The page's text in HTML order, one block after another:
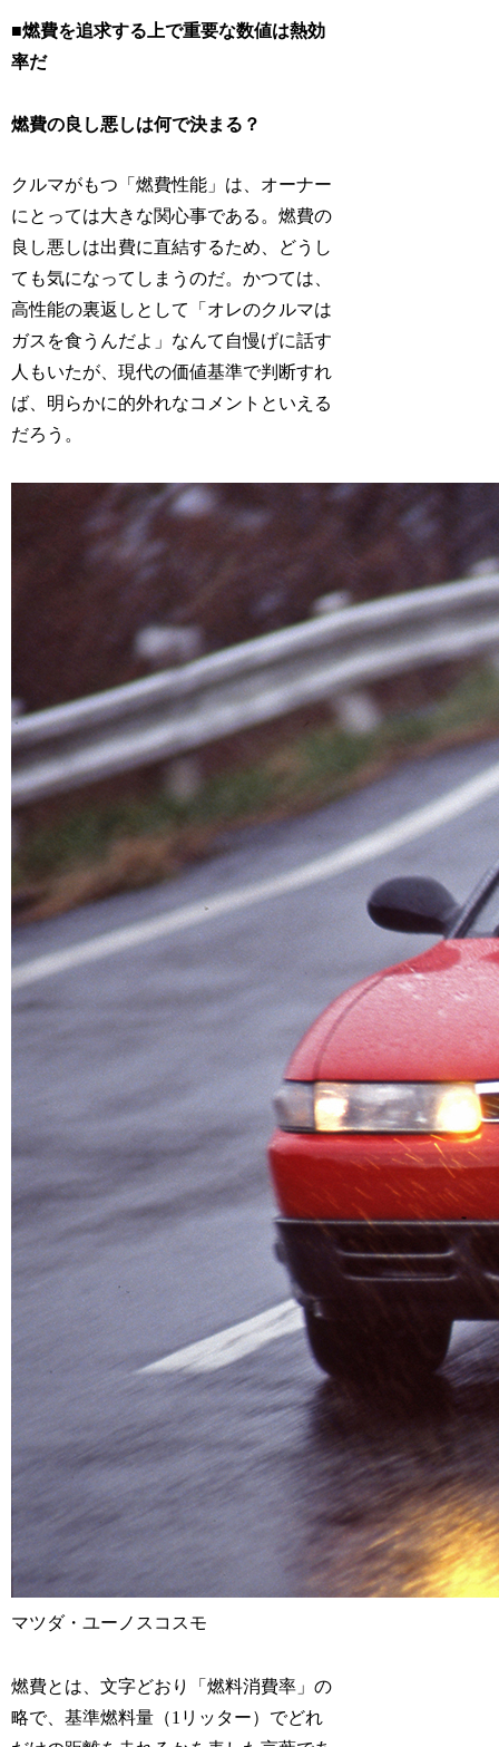
■燃費を追求する上で重要な数値は熱効
率だ
燃費の良し悪しは何で決まる？
クルマがもつ「燃費性能」は、オーナー
にとっては大きな関心事である。燃費の
良し悪しは出費に直結するため、どうし
ても気になってしまうのだ。かつては、
高性能の裏返しとして「オレのクルマは
ガスを食うんだよ」なんて自慢げに話す
人もいたが、現代の価値基準で判断すれ
ば、明らかに的外れなコメントといえる
だろう。
マツダ・ユーノスコスモ
燃費とは、文字どおり「燃料消費率」の
略で、基準燃料量（1リッター）でどれ